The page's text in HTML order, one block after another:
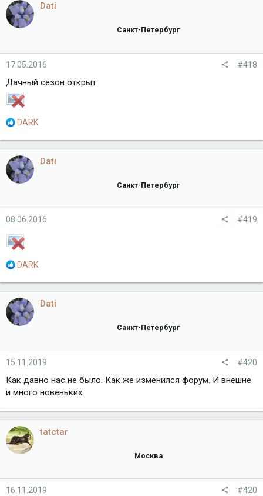
Dati
Санкт-Петербург
17.05.2016 #418
Дачный сезон открыт
Р
а
к
ц
и
DARK
Dati
Санкт-Петербург
08.06.2016 #419
Р
а
к
ц
и
DARK
Dati
Санкт-Петербург
15.11.2019 #420
Как давно нас не было. Как же изменился форум. И внешне
и много новеньких.
tatctar
Москва
16.11.2019 #420